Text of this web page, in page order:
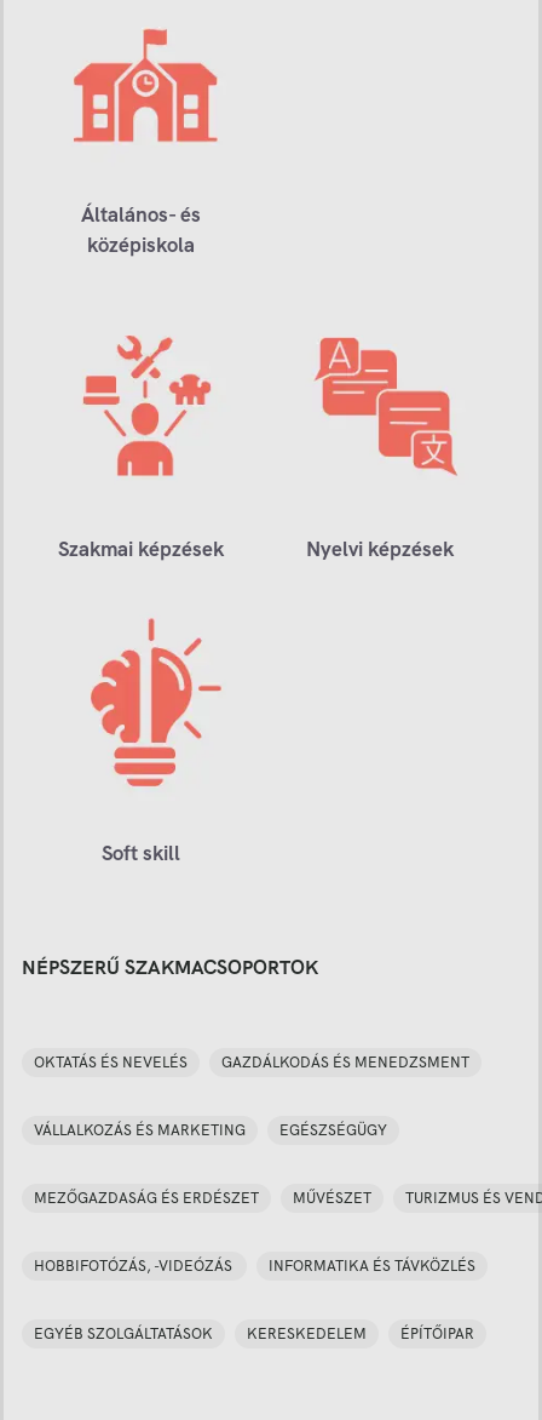
Általános- és
középiskola
Szakmai képzések Nyelvi képzések
Soft skill
NÉPSZERŰ SZAKMACSOPORTOK
OKTATÁS ÉS NEVELÉS GAZDÁLKODÁS ÉS MENEDZSMENT
VÁLLALKOZÁS ÉS MARKETING EGÉSZSÉGÜGY
MEZŐGAZDASÁG ÉS ERDÉSZET MŰVÉSZET TURIZMUS ÉS
HOBBIFOTÓZÁS, -VIDEÓZÁS INFORMATIKA ÉS TÁVKÖZLÉS
EGYÉB SZOLGÁLTATÁSOK KERESKEDELEM ÉPÍTŐIPAR